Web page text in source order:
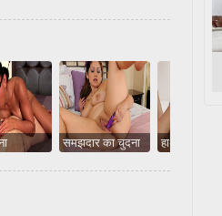
समझदार का चुदना हाथ से हिलाना